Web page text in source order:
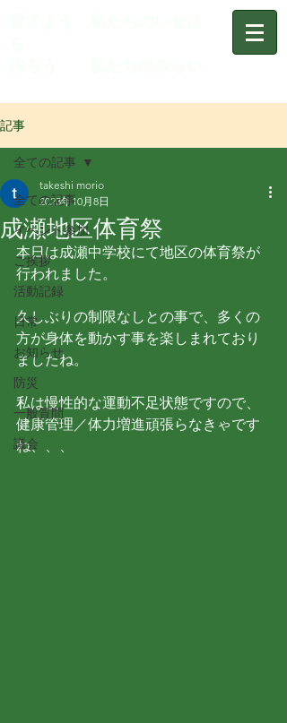
記事
全ての記事
イベント参加
ご挨拶
活動記録
日常
お知らせ
防災
一般質問
議会
全ての記事
成瀬地区体育祭
takeshi morio
2023年10月8日
本日は成瀬中学校にて地区の体育祭が
行われました。
久しぶりの制限なしとの事で、多くの
方が身体を動かす事を楽しまれており
ましたね。
私は慢性的な運動不足状態ですので、
健康管理／体力増進頑張らなきゃです
ね、、、